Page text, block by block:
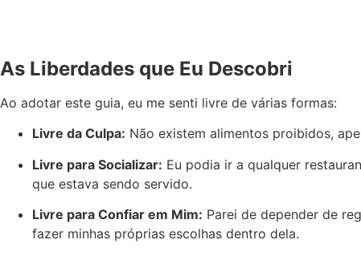
As Liberdades que Eu Descobri
Ao adotar este guia, eu me senti livre de várias formas:
Livre da Culpa: Não existem alimentos proibidos,
Livre para Socializar: Eu podia ir a qualquer
que estava sendo servido.
Livre para Confiar em Mim: Parei de depender de
fazer minhas próprias escolhas dentro dela.